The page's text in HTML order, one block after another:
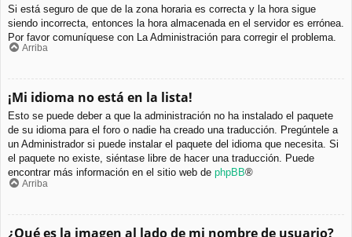
Si está seguro de que de la zona horaria es correcta y la hora sigue
siendo incorrecta, entonces la hora almacenada en el servidor es errónea.
Por favor comuníquese con La Administración para corregir el problema.
Arriba
¡Mi idioma no está en la lista!
Esto se puede deber a que la administración no ha instalado el paquete
de su idioma para el foro o nadie ha creado una traducción. Pregúntele a
un Administrador si puede instalar el paquete del idioma que necesita. Si
el paquete no existe, siéntase libre de hacer una traducción. Puede
encontrar más información en el sitio web de phpBB®
Arriba
¿Qué es la imagen al lado de mi nombre de usuario?